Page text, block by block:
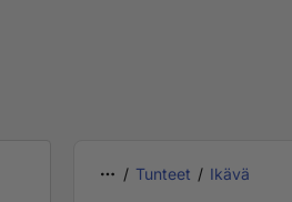
Tunteet Ikävä